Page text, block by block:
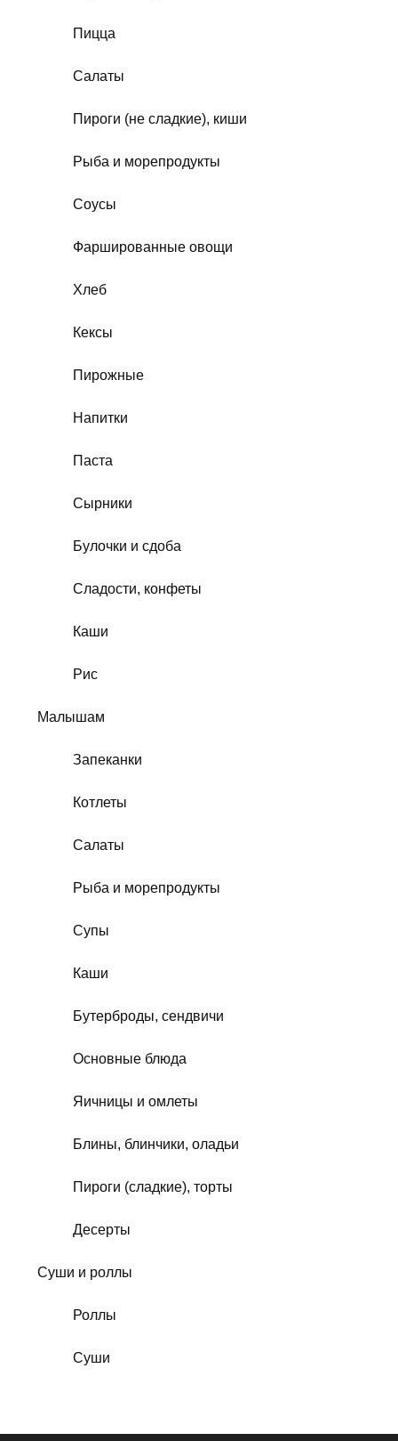
Пицца
Салаты
Пироги (не сладкие), киши
Рыба и морепродукты
Соусы
Фаршированные овощи
Хлеб
Кексы
Пирожные
Напитки
Паста
Сырники
Булочки и сдоба
Сладости, конфеты
Каши
Рис
Малышам
Запеканки
Котлеты
Салаты
Рыба и морепродукты
Супы
Каши
Бутерброды, сендвичи
Основные блюда
Яичницы и омлеты
Блины, блинчики, оладьи
Пироги (сладкие), торты
Десерты
Суши и роллы
Роллы
Суши